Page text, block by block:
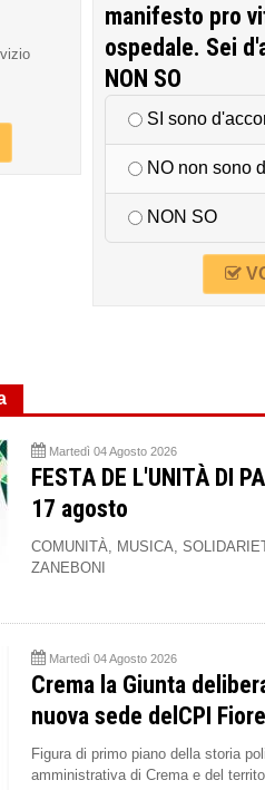
manifesto pro
ospedale. Sei
NON SO
SI sono
NO non sono
NON SO
Martedì 04 Agosto 2026
FESTA DE L'UNITÀ DI
17 agosto
COMUNITÀ, MUSICA,
ZANEBONI
Martedì 04 Agosto 2026
Crema la Giunta
nuova sede delCPI
Figura di primo piano della storia
amministrativa di Crema e del